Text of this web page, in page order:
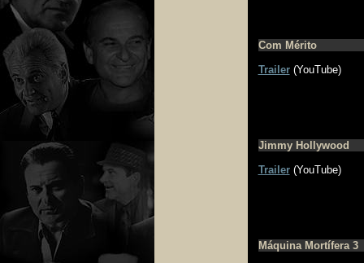
Com Mérito
Trailer(YouTube)
Jimmy Hollywood
Trailer(YouTube)
Máquina Mortífera 3